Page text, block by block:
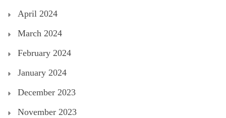
April 2024
March 2024
February 2024
January 2024
December 2023
November 2023